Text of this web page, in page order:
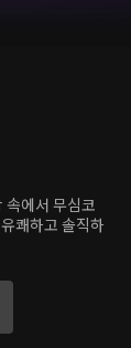
속에서 무심코
쾌하고 솔직하